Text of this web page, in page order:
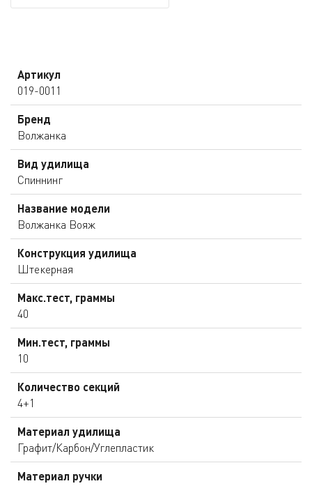
Артикул
019-0011
Бренд
Волжанка
Вид удилища
Спиннинг
Название модели
Волжанка Вояж
Конструкция удилища
Штекерная
Макс.тест, граммы
40
Мин.тест, граммы
10
Количество секций
4+1
Материал удилища
Графит/Карбон/Углепластик
Материал ручки